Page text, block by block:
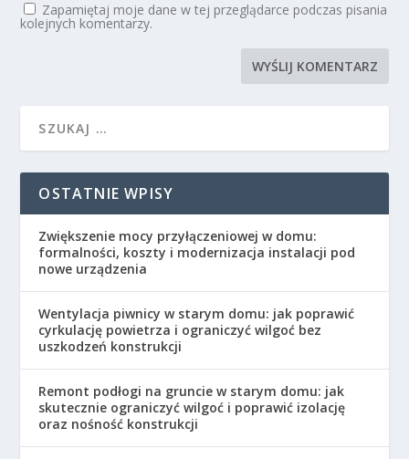
Zapamiętaj moje dane w tej przeglądarce podczas pisania
kolejnych komentarzy.
OSTATNIE WPISY
Zwiększenie mocy przyłączeniowej w domu:
formalności, koszty i modernizacja instalacji pod
nowe urządzenia
Wentylacja piwnicy w starym domu: jak poprawić
cyrkulację powietrza i ograniczyć wilgoć bez
uszkodzeń konstrukcji
Remont podłogi na gruncie w starym domu: jak
skutecznie ograniczyć wilgoć i poprawić izolację
oraz nośność konstrukcji